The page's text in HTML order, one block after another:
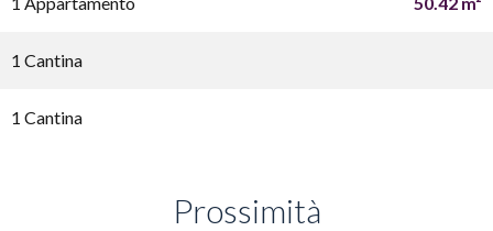
1 Cantina
1 Cantina
Prossimità